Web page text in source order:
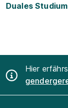
Duales
Hier